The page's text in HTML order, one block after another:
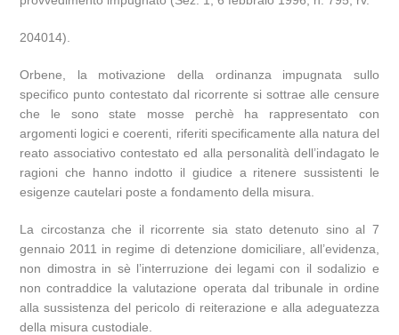
204014).
Orbene, la motivazione della ordinanza impugnata sullo
specifico punto contestato dal ricorrente si sottrae alle censure
che le sono state mosse perchè ha rappresentato con
argomenti logici e coerenti, riferiti specificamente alla natura del
reato associativo contestato ed alla personalità dell’indagato le
ragioni che hanno indotto il giudice a ritenere sussistenti le
esigenze cautelari poste a fondamento della misura.
La circostanza che il ricorrente sia stato detenuto sino al 7
gennaio 2011 in regime di detenzione domiciliare, all’evidenza,
non dimostra in sè l’interruzione dei legami con il sodalizio e
non contraddice la valutazione operata dal tribunale in ordine
alla sussistenza del pericolo di reiterazione e alla adeguatezza
della misura custodiale.